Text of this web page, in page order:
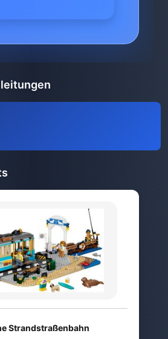
Strandstraßenbahn